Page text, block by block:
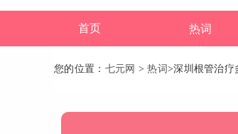
首页 热词
您的位置： 七元网 >热词>深圳根管治疗